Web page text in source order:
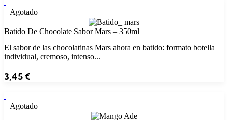
Agotado
Batido De Chocolate Sabor Mars – 350ml
El sabor de las chocolatinas Mars ahora en batido: formato botella
individual, cremoso, intenso...
3,45€
Agotado